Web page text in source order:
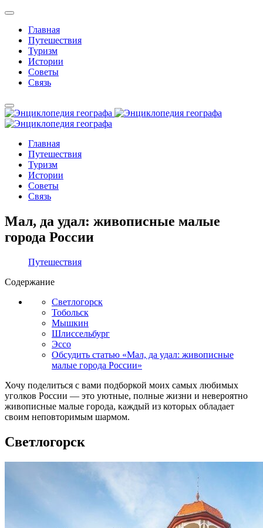
Главная
Путешествия
Туризм
Истории
Советы
Связь
Главная
Путешествия
Туризм
Истории
Советы
Связь
Мал, да удал: живописные малые
города России
Путешествия
Содержание
Светлогорск
Тобольск
Мышкин
Шлиссельбург
Эссо
Обсудить статью «Мал, да удал: живописные
малые города России»
Хочу поделиться с вами подборкой моих самых любимых
уголков России — это уютные, полные жизни и невероятно
живописные малые города, каждый из которых обладает
своим неповторимым шармом.
Светлогорск